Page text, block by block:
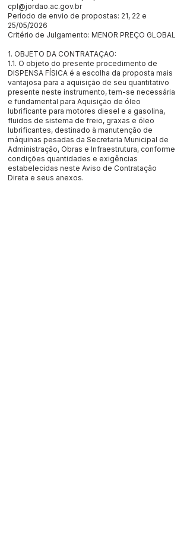
cpl@jordao.ac.gov.br
Período de envio de propostas: 21, 22 e
25/05/2026
Critério de Julgamento: MENOR PREÇO GLOBAL
1. OBJETO DA CONTRATAÇAO:
1.1. O objeto do presente procedimento de
DISPENSA FÍSICA é a escolha da proposta mais
vantajosa para a aquisição de seu quantitativo
presente neste instrumento, tem-se necessária
e fundamental para Aquisição de óleo
lubrificante para motores diesel e a gasolina,
fluidos de sistema de freio, graxas e óleo
lubrificantes, destinado à manutenção de
máquinas pesadas da Secretaria Municipal de
Administração, Obras e Infraestrutura, conforme
condições quantidades e exigências
estabelecidas neste Aviso de Contratação
Direta e seus anexos.